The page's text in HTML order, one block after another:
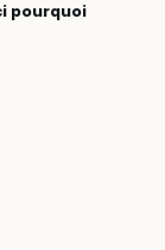
pourquoi